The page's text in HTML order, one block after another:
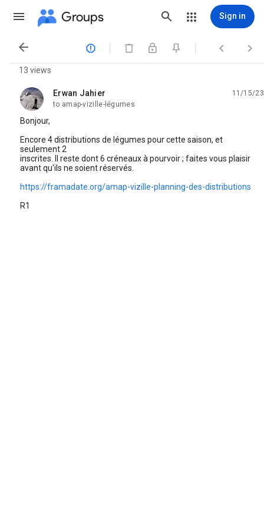
Groups Sign in
   
13 views
Erwan Jahier
unread,
11/15/23
to amap-vizille-légumes
Bonjour,
Encore 4 distributions de légumes pour cette saison, et
seulement 2
inscrites. Il reste dont 6 créneaux à pourvoir ; faites vous plaisir
avant qu'ils ne soient réservés.
https://framadate.org/amap-vizille-planning-des-distributions
R1